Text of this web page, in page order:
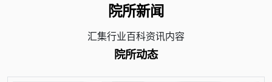
院所新闻
汇集行业百科资讯内容
院所动态